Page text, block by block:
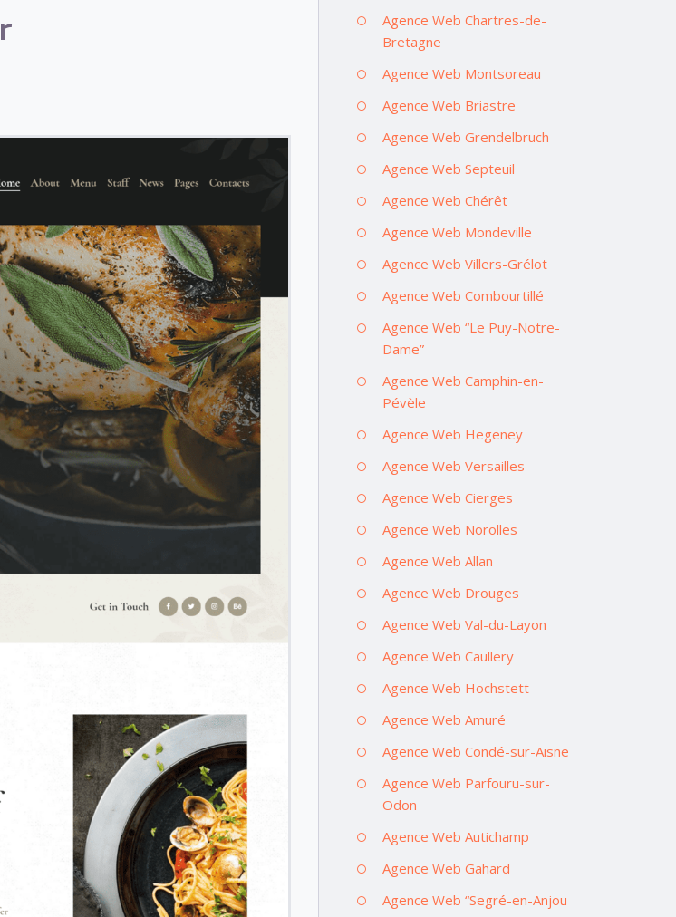
Agence Web Chartres-de-
Bretagne
Agence Web Montsoreau
Agence Web Briastre
Agence Web Grendelbruch
Agence Web Septeuil
Agence Web Chérêt
Agence Web Mondeville
Agence Web Villers-Grélot
Agence Web Combourtillé
Agence Web “Le Puy-Notre-
Dame”
Agence Web Camphin-en-
Pévèle
Agence Web Hegeney
Agence Web Versailles
Agence Web Cierges
Agence Web Norolles
Agence Web Allan
Agence Web Drouges
Agence Web Val-du-Layon
Agence Web Caullery
Agence Web Hochstett
Agence Web Amuré
Agence Web Condé-sur-Aisne
Agence Web Parfouru-sur-
Odon
Agence Web Autichamp
Agence Web Gahard
Agence Web “Segré-en-Anjou